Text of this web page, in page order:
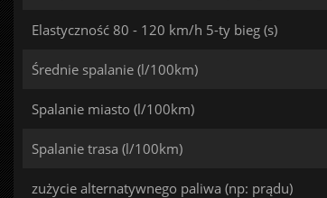
Elastyczność 80 - 120 km/h 5-ty bieg (s)
Średnie spalanie (l/100km)
Spalanie miasto (l/100km)
Spalanie trasa (l/100km)
zużycie alternatywnego paliwa (np: prądu)